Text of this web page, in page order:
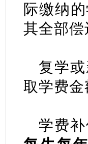
际缴纳
其全部
复学
取学费金
学费